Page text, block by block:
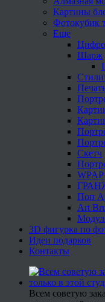
Картины
Фотокубик
Еще
Шарж
Скетч
WPAP
Поп
Art
3D фигурка по
Идеи подарков
Контакты
Всем советую